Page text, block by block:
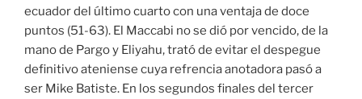
ecuador del último cuarto con una ventaja de doce
puntos (51-63). El Maccabi no se dió por vencido, de la
mano de Pargo y Eliyahu, trató de evitar el despegue
definitivo ateniense cuya refrencia anotadora pasó a
ser Mike Batiste. En los segundos finales del tercer